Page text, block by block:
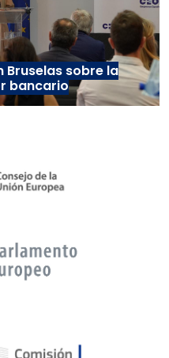
Bruselas sobre la
bancario